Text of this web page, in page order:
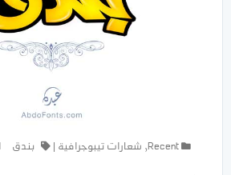
Recent
, شعارات تيبوجرافية بندق